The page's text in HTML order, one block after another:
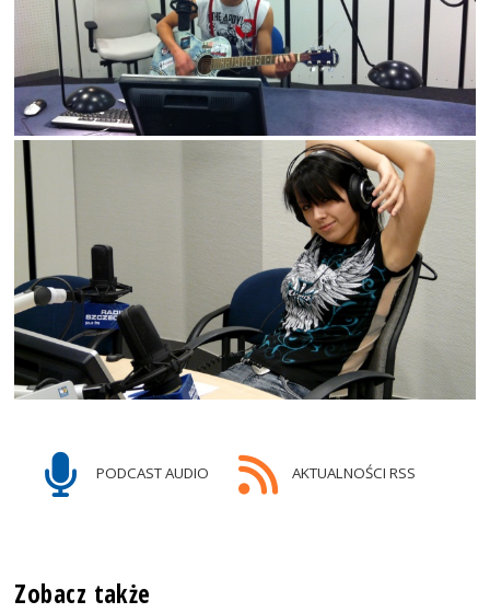
PODCAST AUDIO AKTUALNOŚCI RSS
Zobacz także